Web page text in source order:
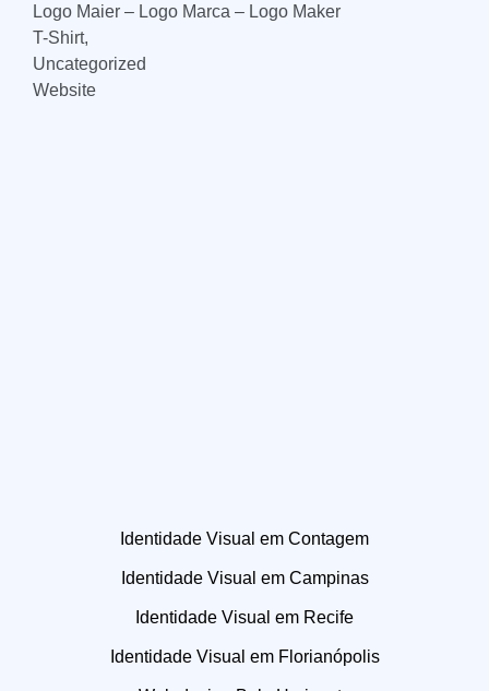
Logo Maier – Logo Marca – Logo Maker
T-Shirt,
Uncategorized
Website
Identidade Visual em Contagem
Identidade Visual em Campinas
Identidade Visual em Recife
Identidade Visual em Florianópolis